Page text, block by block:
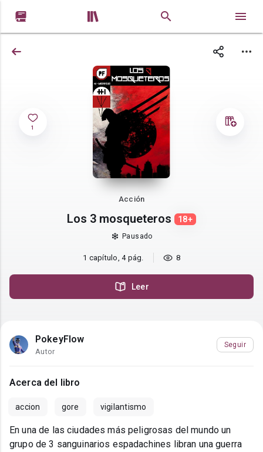
 
1
Acción
Los 3 mosqueteros 18+
Pausado
1 capítulo, 4 pág. 8
Leer
PokeyFlow
Autor
Seguir
Acerca del libro
accion gore vigilantismo
En una de las ciudades más peligrosas del mundo un
grupo de 3 sanguinarios espadachines libran una guerra